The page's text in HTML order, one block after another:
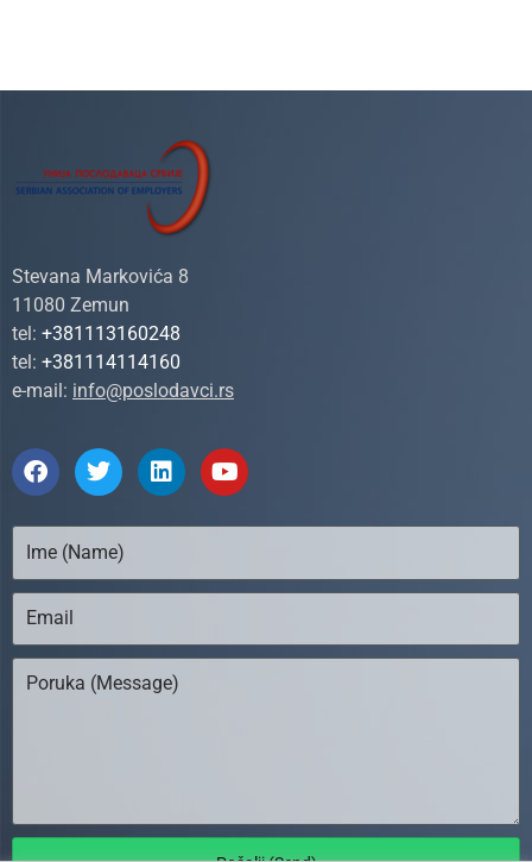
Stevana Markovića 8
11080 Zemun
tel: +381113160248
tel: +381114114160
e-mail: info@poslodavci.rs